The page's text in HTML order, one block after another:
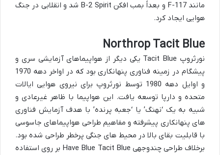
مانند F-117 و بعداً بمب افکن B-2 Spirit شد و انقلابی در جنگ
هوایی ایجاد کرد.
Northrop Tacit Blue
نورثروپ Tacit Blue یکی دیگر از هواپیماهای آزمایشی سری و
پیشگام در زمینه فناوری پنهانکاری بود که در اواخر دهه 1970
و اوایل دهه 1980 توسط نورثروپ برای نیروی هوایی ایالات
متحده و دارپا توسعه یافت. این هواپیما با ظاهر غیرعادی و
شبیه به یک ‘نهنگ’ یا ‘جعبه پرنده’ با هدف آزمایش فناوری
های پنهانکاری پیشرفته و مفاهیم طراحی هواپیماهای جاسوسی
با قابلیت بقای بالا در محیط های جنگی پرخطر طراحی شده بود.
برخلاف طراحی چندوجهی Have Blue Tacit Blue بر روی استفاده